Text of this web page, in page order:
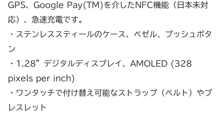
GPS、Google Pay(TM)を介したNFC機能（日本未対
応）、急速充電です。
・ステンレススティールのケース、ベゼル、プッシュボタ
ン
・1.28”デジタルディスプレイ、AMOLED (328
pixels per inch)
・ワンタッチで付け替え可能なストラップ（ベルト）やブ
レスレット